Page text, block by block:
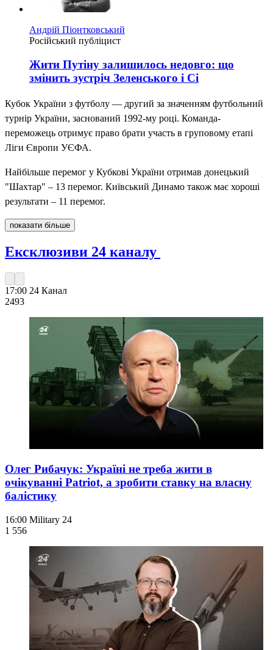
Андрій Піонтковський
Російський публіцист
Жити Путіну залишилось недовго: що
змінить зустріч Зеленського і Сі
Кубок України з футболу — другий за значенням футбольний
турнір України, заснований 1992-му році. Команда-
переможець отримує право брати участь в груповому етапі
Ліги Європи УЄФА.
Найбільше перемог у Кубкові України отримав донецький
"Шахтар" – 13 перемог. Київський Динамо також має хороші
результати – 11 перемог.
показати більше
Ексклюзиви 24 каналу
17:00 24 Канал
2493
Олег Рибачук: Україні не треба жити в
очікуванні Patriot, а зробити ставку на власну
балістику
16:00 Military 24
1 556